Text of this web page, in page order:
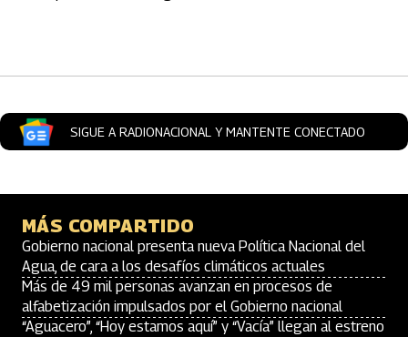
SIGUE A RADIONACIONAL Y MANTENTE CONECTADO
MÁS COMPARTIDO
Gobierno nacional presenta nueva Política Nacional del
Agua, de cara a los desafíos climáticos actuales
Más de 49 mil personas avanzan en procesos de
alfabetización impulsados por el Gobierno nacional
“Aguacero”, “Hoy estamos aquí” y “Vacía” llegan al estreno